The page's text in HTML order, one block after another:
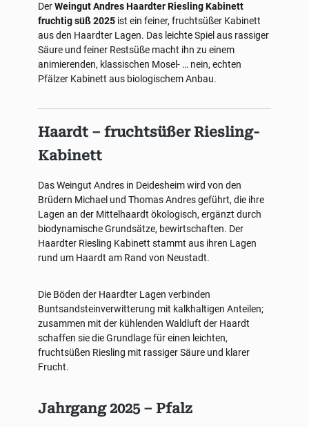
DerWeingut Andres Haardter Riesling Kabinett
fruchtig süß 2025 ist ein feiner, fruchtsüßer Kabinett
aus den Haardter Lagen. Das leichte Spiel aus rassiger
Säure und feiner Restsüße macht ihn zu einem
animierenden, klassischen Mosel- … nein, echten
Pfälzer Kabinett aus biologischem Anbau.
Haardt – fruchtsüßer Riesling-
Kabinett
Das Weingut Andres in Deidesheim wird von den
Brüdern Michael und Thomas Andres geführt, die ihre
Lagen an der Mittelhaardt ökologisch, ergänzt durch
biodynamische Grundsätze, bewirtschaften. Der
Haardter Riesling Kabinett stammt aus ihren Lagen
rund um Haardt am Rand von Neustadt.
Die Böden der Haardter Lagen verbinden
Buntsandsteinverwitterung mit kalkhaltigen Anteilen;
zusammen mit der kühlenden Waldluft der Haardt
schaffen sie die Grundlage für einen leichten,
fruchtsüßen Riesling mit rassiger Säure und klarer
Frucht.
Jahrgang 2025 – Pfalz